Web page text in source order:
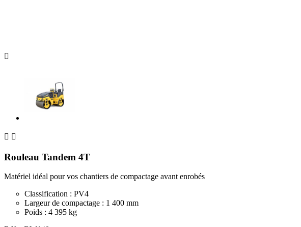

 
Rouleau Tandem 4T
Matériel idéal pour vos chantiers de compactage avant enrobés
Classification : PV4
Largeur de compactage : 1 400 mm
Poids : 4 395 kg